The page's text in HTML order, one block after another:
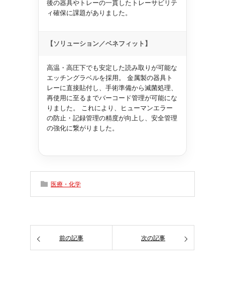
後の器具やトレーの一貫したトレーサビリテ
ィ確保に課題がありました。
【ソリューション／ベネフィット】
高温・高圧下でも安定した読み取りが可能な
エッチングラベルを採用。 金属製の器具ト
レーに直接貼付し、手術準備から滅菌処理、
再使用に至るまでバーコード管理が可能にな
りました。 これにより、ヒューマンエラー
の防止・記録管理の精度が向上し、安全管理
の強化に繋がりました。
医療・化学
前の記事 次の記事